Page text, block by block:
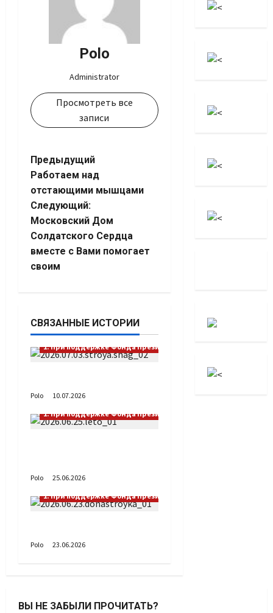
Polo
Administrator
Просмотреть все
записи
Навигация
записи
Предыдущий
Работаем над
отстающими мышцами
Следующий:
Московский Дом
Солдатского Сердца
вместе с Вами помогает
своим
СВЯЗАННЫЕ ИСТОРИИ
1. При поддержке Фонда Президентских грантов
Polo
10.07.2026
1. При поддержке Фонда Президентских грантов
Polo
25.06.2026
1. При поддержке Фонда Президентских грантов
Polo 23.06.2026
ВЫ НЕ ЗАБЫЛИ ПРОЧИТАТЬ?